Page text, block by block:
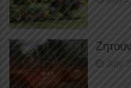
July